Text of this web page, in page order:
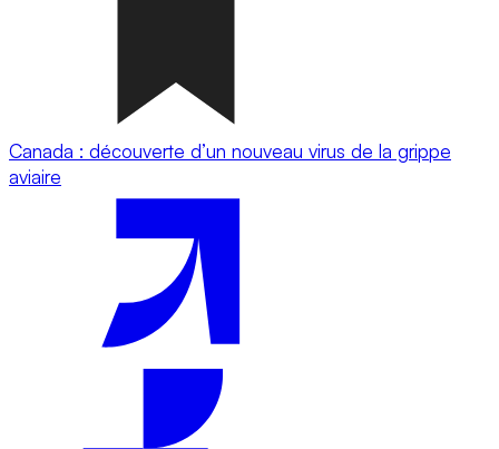
Canada : découverte d’un nouveau virus de la grippe
aviaire